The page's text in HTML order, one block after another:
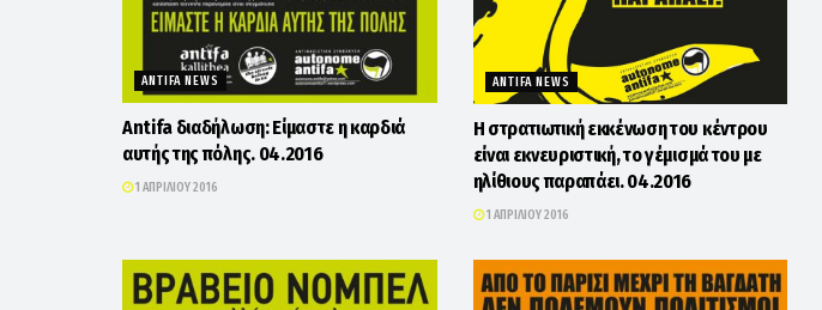
ANTIFA NEWS
Antifa διαδήλωση: Είμαστε η καρδιά
αυτής της πόλης. 04.2016
1 ΑΠΡΙΛΊΟΥ 2016
ANTIFA NEWS
Η στρατιωτική εκκένωση του κέντρου
είναι εκνευριστική, το γέμισμά του με
ηλίθιους παραπάει. 04.2016
1 ΑΠΡΙΛΊΟΥ 2016